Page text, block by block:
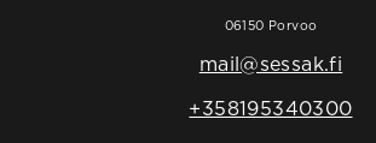
06150 Porvoo
mail@sessak.fi
+358195340300